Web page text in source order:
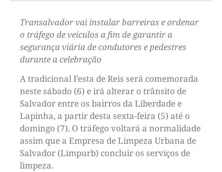
Transalvador vai instalar barreiras e ordenar
o tráfego de veículos a fim de garantir a
segurança viária de condutores e pedestres
durante a celebração
A tradicional Festa de Reis será comemorada
neste sábado (6) e irá alterar o trânsito de
Salvador entre os bairros da Liberdade e
Lapinha, a partir desta sexta-feira (5) até o
domingo (7). O tráfego voltará a normalidade
assim que a Empresa de Limpeza Urbana de
Salvador (Limpurb) concluir os serviços de
limpeza.